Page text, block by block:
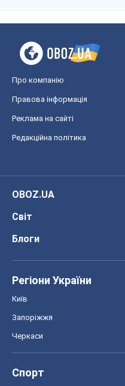
Про компанію
Правова інформація
Реклама на сайті
Редакційна політика
OBOZ.UA
Світ
Блоги
Регіони України
Київ
Запоріжжя
Черкаси
Спорт